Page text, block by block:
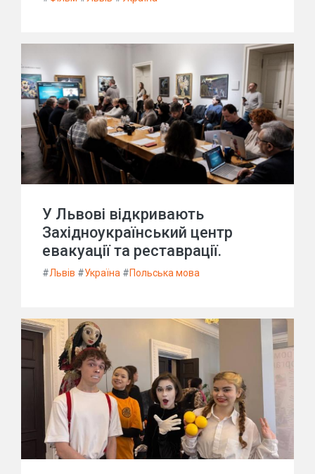
У Львові відкривають
Західноукраїнський центр
евакуації та реставрації.
#Львів #Україна #Польська мова